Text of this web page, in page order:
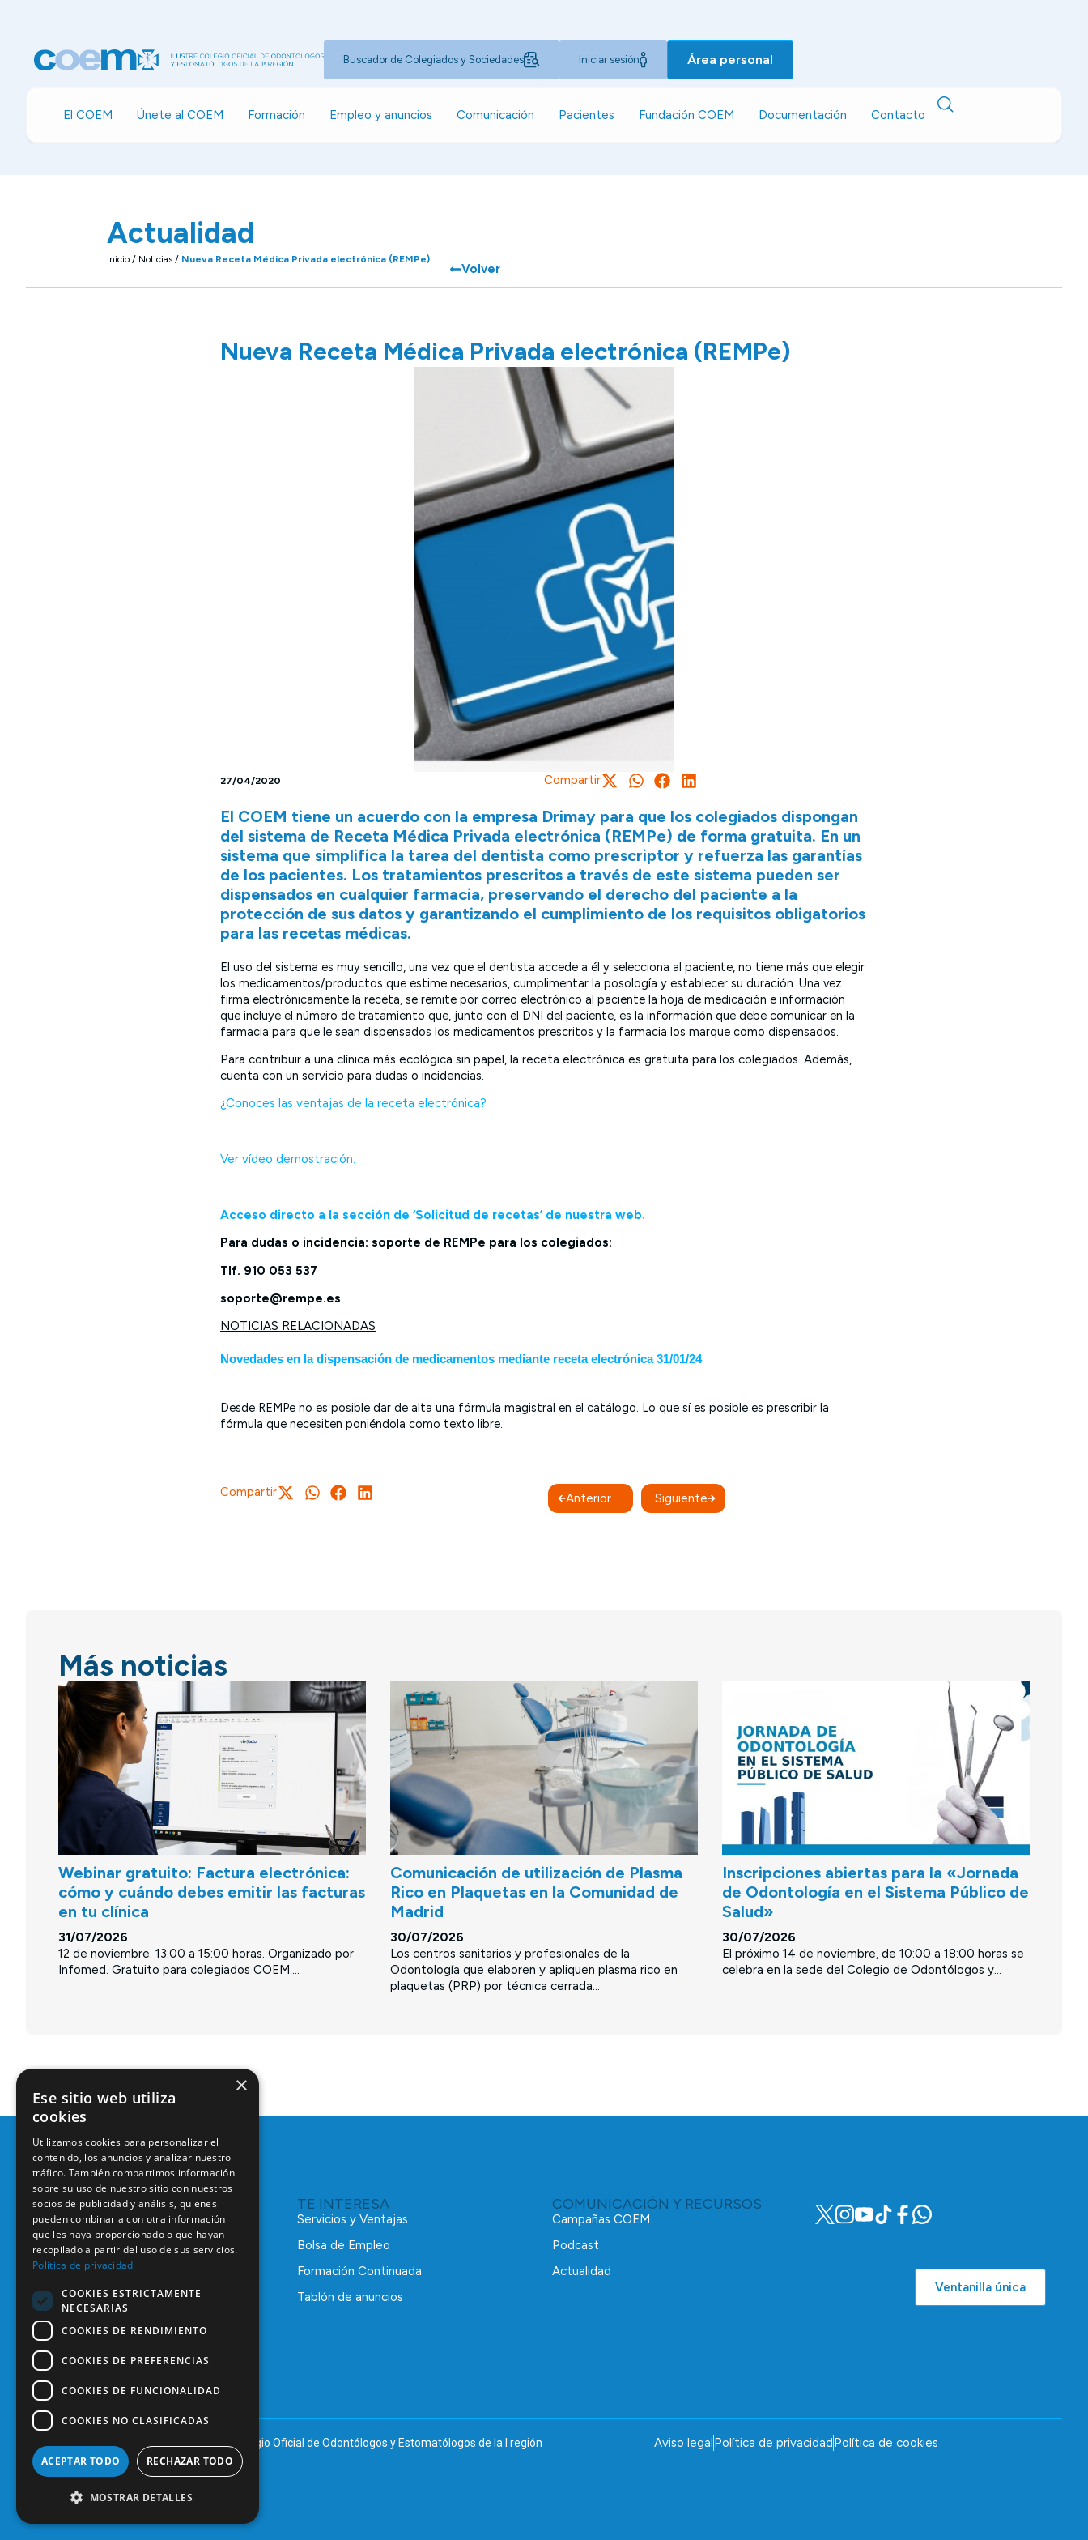
Buscador de Colegiados y Sociedades Iniciar sesión Área personal
El COEM Únete al COEM Formación Empleo y anuncios Comunicación Pacientes Fundación COEM Documentación Contacto
Actualidad
Inicio / Noticias / Nueva Receta Médica Privada electrónica (REMPe)
Volver
Nueva Receta Médica Privada electrónica (REMPe)
27/04/2020 Compartir
El COEM tiene un acuerdo con la empresa Drimay para que los colegiados dispongan
del sistema de Receta Médica Privada electrónica (REMPe) de forma gratuita. En un
sistema que simplifica la tarea del dentista como prescriptor y refuerza las garantías
de los pacientes. Los tratamientos prescritos a través de este sistema pueden ser
dispensados en cualquier farmacia, preservando el derecho del paciente a la
protección de sus datos y garantizando el cumplimiento de los requisitos obligatorios
para las recetas médicas.
El uso del sistema es muy sencillo, una vez que el dentista accede a él y selecciona al paciente, no tiene más que elegir
los medicamentos/productos que estime necesarios, cumplimentar la posología y establecer su duración. Una vez
firma electrónicamente la receta, se remite por correo electrónico al paciente la hoja de medicación e información
que incluye el número de tratamiento que, junto con el DNI del paciente, es la información que debe comunicar en la
farmacia para que le sean dispensados los medicamentos prescritos y la farmacia los marque como dispensados.
Para contribuir a una clínica más ecológica sin papel, la receta electrónica es gratuita para los colegiados. Además,
cuenta con un servicio para dudas o incidencias.
¿Conoces las ventajas de la receta electrónica?
Ver vídeo demostración.
Acceso directo a la sección de ‘Solicitud de recetas’ de nuestra web.
Para dudas o incidencia: soporte de REMPe para los colegiados:
Tlf. 910 053 537
soporte@rempe.es
NOTICIAS RELACIONADAS
Novedades en la dispensación de medicamentos mediante receta electrónica 31/01/24
Desde REMPe no es posible dar de alta una fórmula magistral en el catálogo. Lo que sí es posible es prescribir la
fórmula que necesiten poniéndola como texto libre.
Compartir Anterior Siguiente
Más noticias
Webinar gratuito: Factura electrónica:
cómo y cuándo debes emitir las facturas
en tu clínica
31/07/2026
12 de noviembre. 13:00 a 15:00 horas. Organizado por
Infomed. Gratuito para colegiados COEM....
Comunicación de utilización de Plasma
Rico en Plaquetas en la Comunidad de
Madrid
30/07/2026
Los centros sanitarios y profesionales de la
Odontología que elaboren y apliquen plasma rico en
plaquetas (PRP) por técnica cerrada...
Inscripciones abiertas para la «Jornada
de Odontología en el Sistema Público de
Salud»
30/07/2026
El próximo 14 de noviembre, de 10:00 a 18:00 horas se
celebra en la sede del Colegio de Odontólogos y...
C/ Mauricio Legendre, 38
28046 Madrid
91 561 29 05
informacion@coem.org.es
TE INTERESA
Servicios y Ventajas
Bolsa de Empleo
Formación Continuada
Tablón de anuncios
COMUNICACIÓN Y RECURSOS
Campañas COEM
Podcast
Actualidad
Ventanilla única
© 2025 – COEM – Colegio Oficial de Odontólogos y Estomatólogos de la I región Aviso legal Política de privacidad Política de cookies
×
Ese sitio web utiliza
cookies
Utilizamos cookies para personalizar el
contenido, los anuncios y analizar nuestro
tráfico. También compartimos información
sobre su uso de nuestro sitio con nuestros
socios de publicidad y análisis, quienes
pueden combinarla con otra información
que les haya proporcionado o que hayan
recopilado a partir del uso de sus servicios.
Política de privacidad
COOKIES ESTRICTAMENTE
NECESARIAS
COOKIES DE RENDIMIENTO
COOKIES DE PREFERENCIAS
COOKIES DE FUNCIONALIDAD
COOKIES NO CLASIFICADAS
ACEPTAR TODO RECHAZAR TODO
MOSTRAR DETALLES